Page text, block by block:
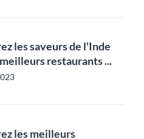
les saveurs de l'Inde
restaurants ...
les meilleurs